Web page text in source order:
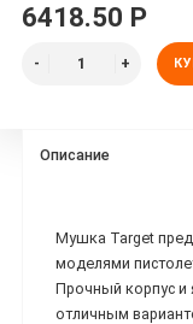
6418.50 Р
Описание
Мушка Target
моделями
Прочный корпус и
отличным